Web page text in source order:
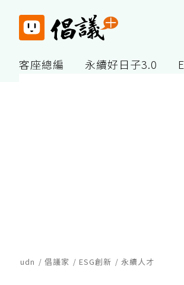
客座總編 永續好日子3.0
udn 倡議家 ESG創新 永續人才